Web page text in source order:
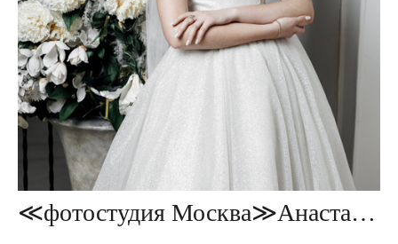
≪фотостудия Москва≫Анастасия